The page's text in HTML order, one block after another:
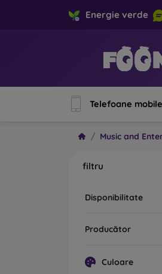
Energie verde
Telefoane mobile
Music and
filtru
Disponibilitate
Producător
Culoare